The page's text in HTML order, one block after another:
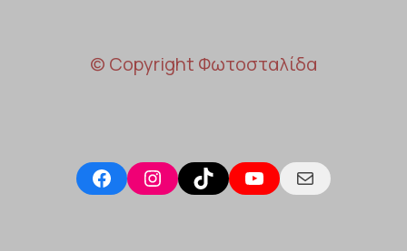
© Copyright Φωτοσταλίδα
Facebook Instagram TikTok YouTube